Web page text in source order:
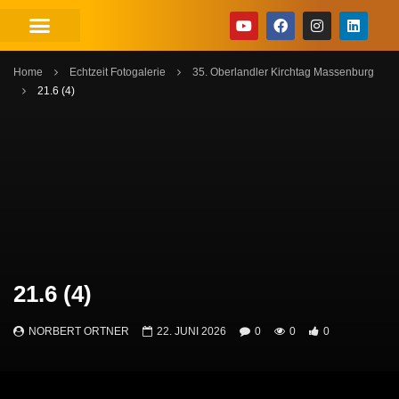
Home Echtzeit Fotogalerie
35. Oberlandler Kirchtag Massenburg
21.6 (4)
21.6 (4)
NORBERT ORTNER 22. JUNI 2026 0 0 0